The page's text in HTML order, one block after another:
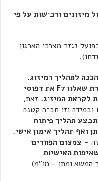
מיזוגים ורכישות על פי
נגזר מצרכי הארגון
לתהליך המיזוג.
שאלון F 7 את דפוסי
לקראת המיזוג. זאת,
וזו חברה קטנה
תהליך פיתוח
ואף תהליך אימון אישי.
– צמצום הפחדים
האישיות
המשא ומתן – מו"מ)